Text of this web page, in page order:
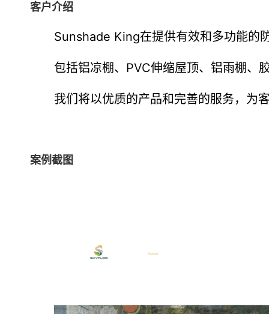
客户介绍
Sunshade King在提供有效和多功能的
包括铝凉棚、PVC伸缩屋顶、铝雨棚、
我们将以优质的产品和完善的服务，为
案例截图